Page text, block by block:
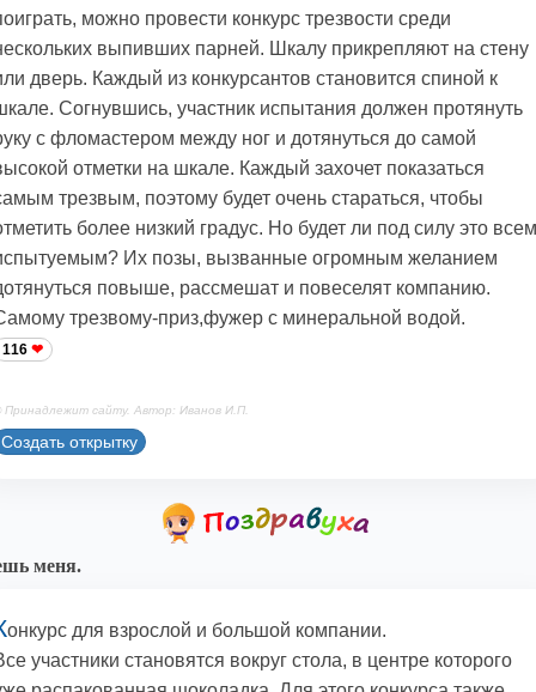
можно провести конкурс трезвости среди
выпивших парней. Шкалу прикрепляют на стену
дверь. Каждый из конкурсантов становится спиной к
Согнувшись, участник испытания должен протянуть
с фломастером между ног и дотянуться до самой
отметки на шкале. Каждый захочет показаться
трезвым, поэтому будет очень стараться, чтобы
более низкий градус. Но будет ли под силу это всем
Их позы, вызванные огромным желанием
повыше, рассмешат и повеселят компанию.
трезвому-приз,фужер с минеральной водой.
116
Принадлежит сайту. Автор: Иванов И.П.
Создать открытку
меня.
онкурс для взрослой и большой компании.
участники становятся вокруг стола, в центре которого